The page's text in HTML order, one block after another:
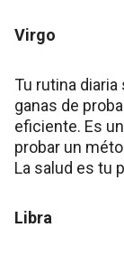
Virgo
Tu rutina
ganas de
eficiente. Es
probar un
La salud es tu
Libra